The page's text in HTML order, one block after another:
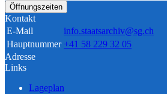
Öffnungszeiten
Kontakt
E-Mail
info.staatsarchiv@sg.ch
Hauptnummer +41 58 229 32 05
Adresse
Links
Lageplan